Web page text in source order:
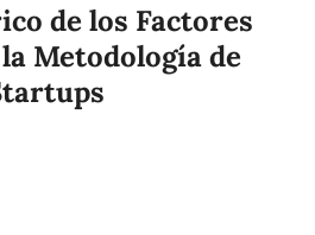
de los Factores
Metodología de